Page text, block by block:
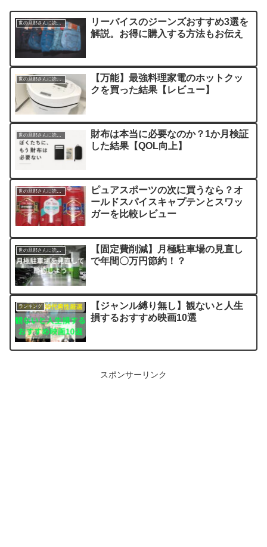
世の旦那さんに読んでほしい記事
リーバイスのジーンズおすすめ3選を
解説。お得に購入する方法もお伝え
世の旦那さんに読んでほしい記事
【万能】最強料理家電のホットクッ
クを買った結果【レビュー】
世の旦那さんに読んでほしい記事
財布は本当に必要なのか？1か月検証
した結果【QOL向上】
世の旦那さんに読んでほしい記事
ピュアスポーツの次に買うなら？オ
ールドスパイスキャプテンとスワッ
ガーを比較レビュー
世の旦那さんに読んでほしい記事
【固定費削減】月極駐車場の見直し
で年間〇万円節約！？
ランキング
【ジャンル縛り無し】観ないと人生
損するおすすめ映画10選
スポンサーリンク